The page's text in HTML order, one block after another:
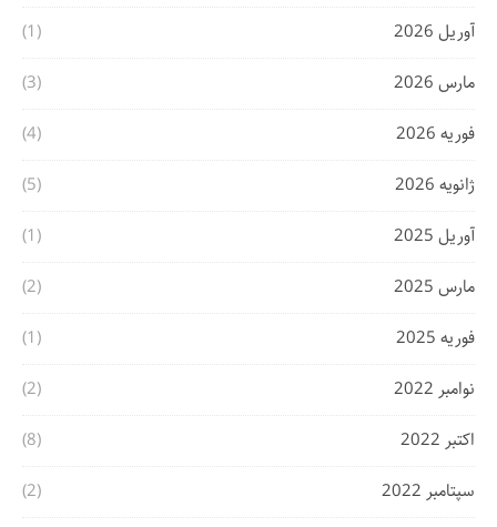
آوریل 2026
(1)
مارس 2026
(3)
فوریه 2026
(4)
ژانویه 2026
(5)
آوریل 2025
(1)
مارس 2025
(2)
فوریه 2025
(1)
نوامبر 2022
(2)
اکتبر 2022
(8)
سپتامبر 2022
(2)